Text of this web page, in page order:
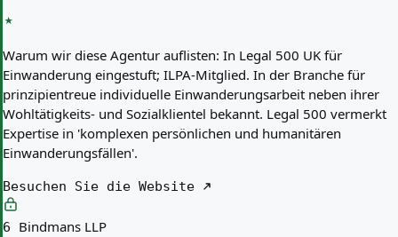
Warum wir diese Agentur auflisten: In Legal 500 UK für
Einwanderung eingestuft; ILPA-Mitglied. In der Branche für
prinzipientreue individuelle Einwanderungsarbeit neben ihrer
Wohltätigkeits- und Sozialklientel bekannt. Legal 500 vermerkt
Expertise in 'komplexen persönlichen und humanitären
Einwanderungsfällen'.
Besuchen Sie die Website
6 Bindmans LLP